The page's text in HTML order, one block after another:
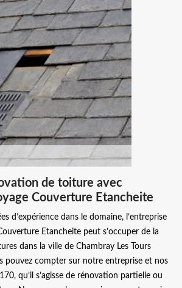
de toiture avec
Couverture Etancheite
d’expérience dans le domaine, l’entreprise
Etancheite peut s’occuper de la
dans la ville de Chambray Les Tours
pouvez compter sur notre entreprise et nos
qu’il s’agisse de rénovation partielle ou